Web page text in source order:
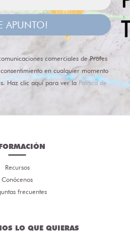
APUNTO!
comerciales de Profes
en cualquier momento
Haz clic aquí para ver la Política de
Recursos
Conócenos
frecuentes
LO QUE QUIERAS